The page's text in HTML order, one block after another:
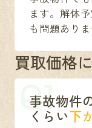
ます。解体
も問題ありま
買取価格
Q1
事故物件
くらい下